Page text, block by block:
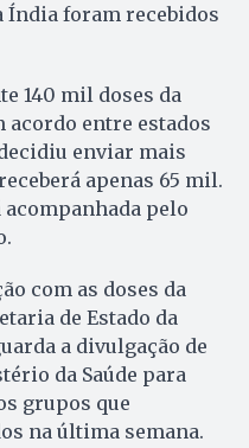
Índia foram recebidos
140 mil doses da
acordo entre estados
enviar mais
apenas 65 mil.
acompanhada pelo
com as doses da
de Estado da
a divulgação de
da Saúde para
grupos que
na última semana.